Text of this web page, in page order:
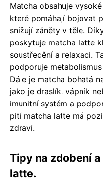
Matcha obsahuje
které pomáhají bojovat
snižují záněty v těle.
poskytuje matcha latte
soustředění a relaxaci.
podporuje
Dále je matcha bohatá
jako je draslík, vápník
imunitní systém a
pití matcha latte má
zdraví.
Tipy na zdobení
latte.